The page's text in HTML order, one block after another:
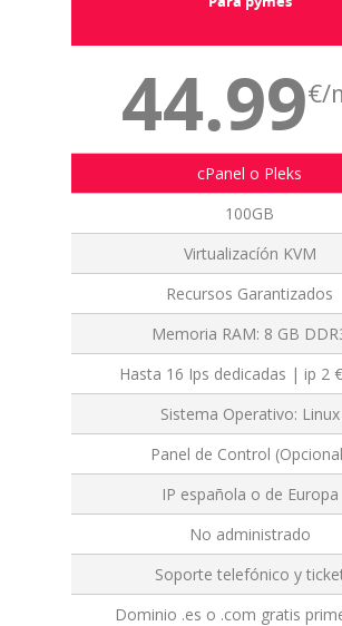
44.99€/
cPanel o Pleks
100GB
Virtualizacíón KVM
Recursos Garantizados
Memoria RAM: 8 GB
Hasta 16 Ips dedicadas | ip 2
Sistema Operativo: Linux
Panel de Control
IP española o de Europa
No administrado
Soporte telefónico y
Dominio .es o .com gratis